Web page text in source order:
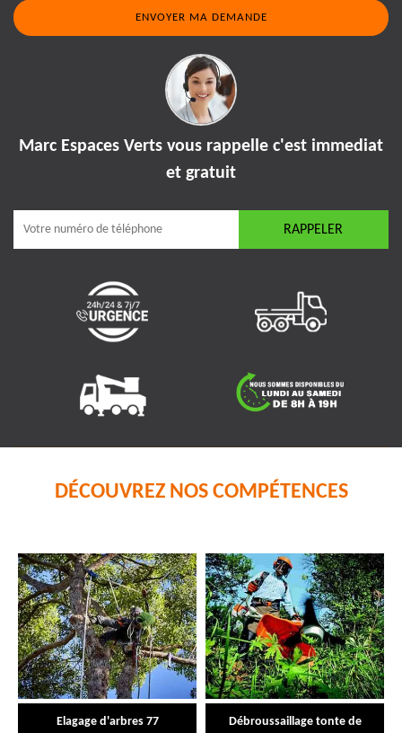
Marc Espaces Verts vous rappelle c'est immediat
et gratuit
DÉCOUVREZ NOS COMPÉTENCES
Elagage d'arbres 77
Débroussaillage tonte de